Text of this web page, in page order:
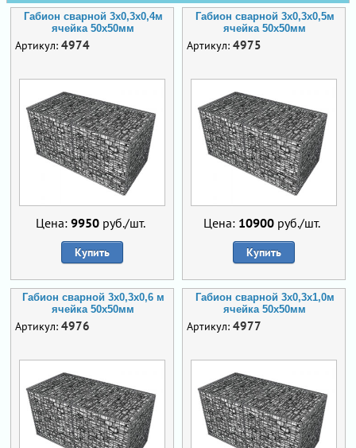
Габион сварной 3х0,3х0,4м
ячейка 50х50мм
Артикул: 4974
Цена: 9950руб./шт.
Купить
Габион сварной 3х0,3х0,5м
ячейка 50х50мм
Артикул: 4975
Цена: 10900 руб./шт.
Купить
Габион сварной 3х0,3х0,6 м
ячейка 50х50мм
Артикул: 4976
Габион сварной 3х0,3х1,0м
ячейка 50х50мм
Артикул: 4977